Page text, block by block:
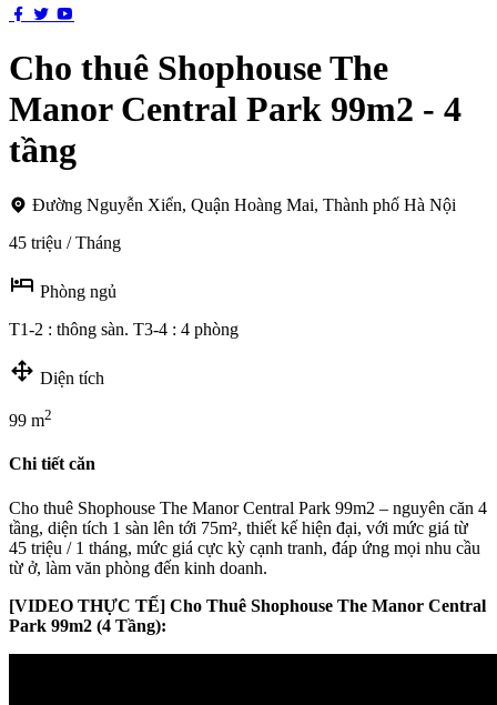
Cho thuê Shophouse The
Manor Central Park 99m2 - 4
tầng
Đường Nguyễn Xiển, Quận Hoàng Mai, Thành phố Hà Nội
45 triệu / Tháng
Phòng ngủ
T1-2 : thông sàn. T3-4 : 4 phòng
Diện tích
99 m2
Chi tiết căn
Cho thuê Shophouse The Manor Central Park 99m2 – nguyên căn 4
tầng, diện tích 1 sàn lên tới 75m², thiết kế hiện đại, với mức giá từ
45 triệu / 1 tháng, mức giá cực kỳ cạnh tranh, đáp ứng mọi nhu cầu
từ ở, làm văn phòng đến kinh doanh.
[VIDEO THỰC TẾ] Cho Thuê Shophouse The Manor Central
Park 99m2 (4 Tầng):